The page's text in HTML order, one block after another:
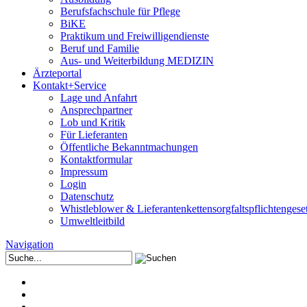
Berufsfachschule für Pflege
BiKE
Praktikum und Freiwilligendienste
Beruf und Familie
Aus- und Weiterbildung MEDIZIN
Ärzteportal
Kontakt+Service
Lage und Anfahrt
Ansprechpartner
Lob und Kritik
Für Lieferanten
Öffentliche Bekanntmachungen
Kontaktformular
Impressum
Login
Datenschutz
Whistleblower &
Umweltleitbild
Navigation